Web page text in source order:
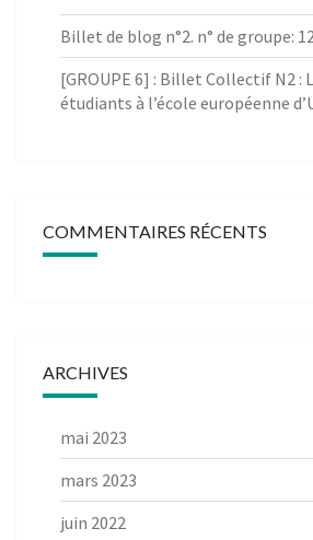
Billet de blog n°2. n° de groupe:
[GROUPE 6] : Billet Collectif N2 :
étudiants à l’école européenne
COMMENTAIRES RÉCENTS
ARCHIVES
mai 2023
mars 2023
juin 2022